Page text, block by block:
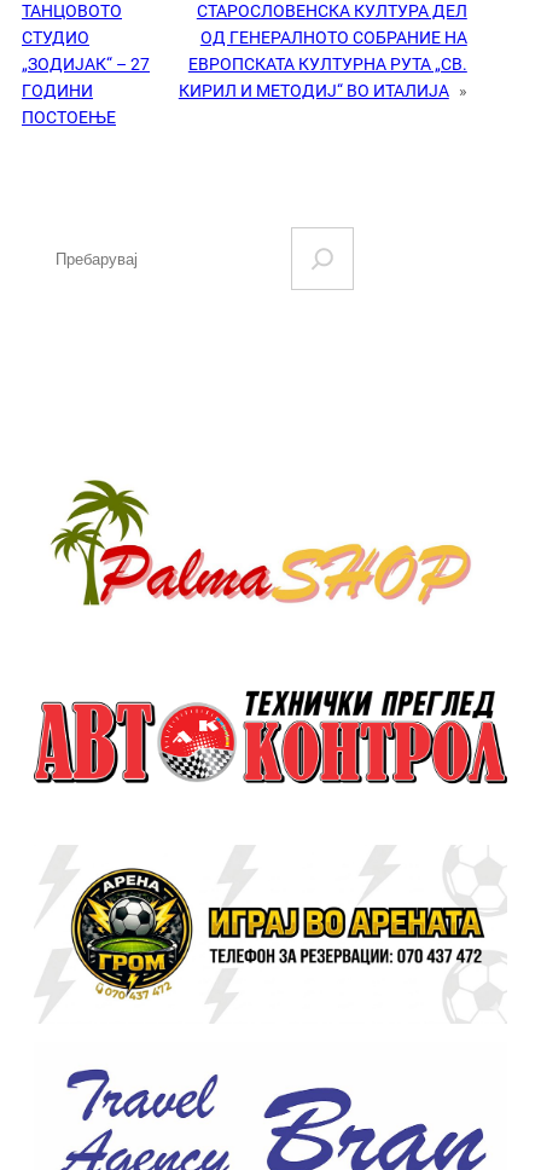
ТАНЦОВОТО
СТУДИО
„ЗОДИЈАК“ – 27
ГОДИНИ
ПОСТОЕЊЕ
СТАРОСЛОВЕНСКА КУЛТУРА ДЕЛ
ОД ГЕНЕРАЛНОТО СОБРАНИЕ НА
ЕВРОПСКАТА КУЛТУРНА РУТА „СВ.
КИРИЛ И МЕТОДИЈ“ ВО ИТАЛИЈА »